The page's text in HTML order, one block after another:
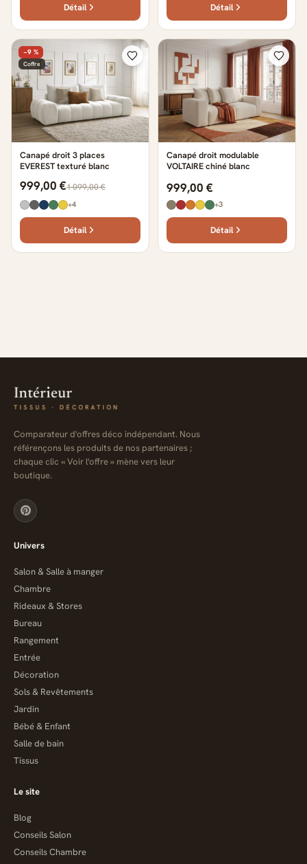
Détail Détail
−9 %
Coffre
Canapé droit 3 places
EVEREST texturé blanc
999,00 €1 099,00 €
+4
Détail
Canapé droit modulable
VOLTAIRE chiné blanc
999,00 €
+3
Détail
Comparateur d'offres déco indépendant. Nous
référençons les produits de nos partenaires ;
chaque clic « Voir l'offre » mène vers leur
boutique.
Univers
Salon & Salle à manger
Chambre
Rideaux & Stores
Bureau
Rangement
Entrée
Décoration
Sols & Revêtements
Jardin
Bébé & Enfant
Salle de bain
Tissus
Le site
Blog
Conseils Salon
Conseils Chambre